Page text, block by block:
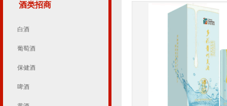
酒类招商
白酒
葡萄酒
保健酒
啤酒